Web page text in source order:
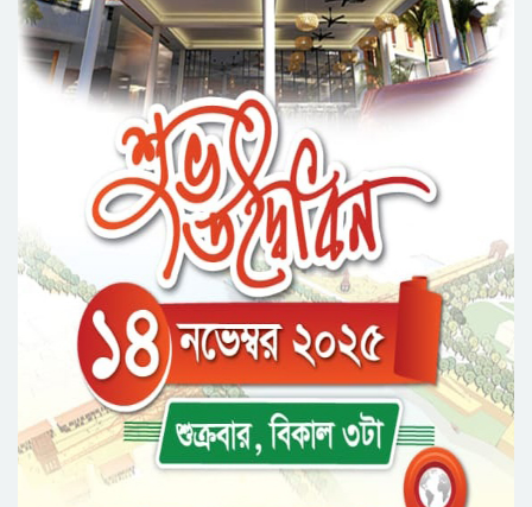
নর্থ ইস্ট ইউনিভার্সিটিতে রচনা ও আবৃত্তি
প্রতিযোগিতার পুরষ্কার বিতরণী অনুষ্ঠিত
সিকৃবি’তে জুলাই গণ-অভ্যুত্থান দিবস উপলক্ষে
বৃক্ষরোপণ কর্মসুচি পালন
রসময় মেমোরিয়াল উচ্চ বিদ্যালয়ের নতুন ভবনের
উদ্বোধন করলেন মন্ত্রী মুক্তাদির